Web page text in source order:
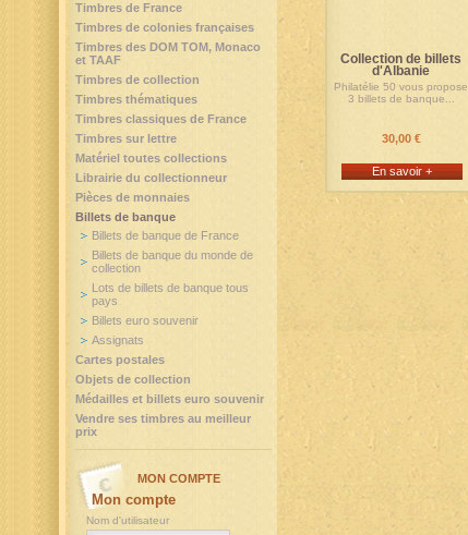
Collection de billets
d'Albanie
Philatélie 50 vous propose
3 billets de banque...
30,00 €
En savoir +
Timbres de France
Timbres de colonies françaises
Timbres des DOM TOM, Monaco
et TAAF
Timbres de collection
Timbres thématiques
Timbres classiques de France
Timbres sur lettre
Matériel toutes collections
Librairie du collectionneur
Pièces de monnaies
Billets de banque
Billets de banque de France
Billets de banque du monde de
collection
Lots de billets de banque tous
pays
Billets euro souvenir
Assignats
Cartes postales
Objets de collection
Médailles et billets euro souvenir
Vendre ses timbres au meilleur
prix
MON COMPTE
Mon compte
Nom d'utilisateur